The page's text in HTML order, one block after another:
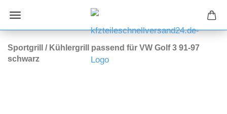
Sportgrill / Kühlergrill passend für VW Golf 3 91-97
schwarz